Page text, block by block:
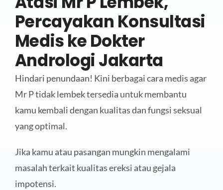
Percayakan Konsultasi
Medis ke Dokter
Andrologi Jakarta
Hindari penundaan! Kini berbagai cara medis agar
Mr P tidak lembek tersedia untuk membantu
kamu kembali dengan kualitas dan fungsi seksual
yang optimal.
Jika kamu atau pasangan mungkin mengalami
masalah terkait kualitas ereksi atau gejala
impotensi.